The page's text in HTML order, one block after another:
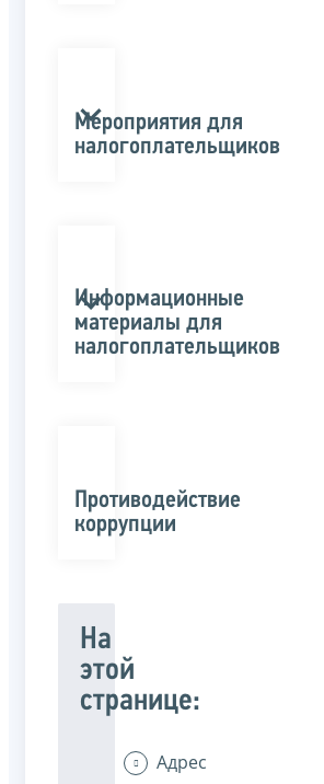
Мероприятия для
налогоплательщиков
Информационные
материалы для
налогоплательщиков
Противодействие
коррупции
На
этой
странице:
Адрес